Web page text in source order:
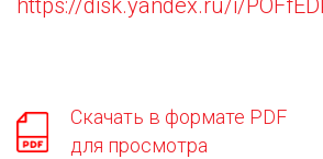
https://disk.yandex.ru/i/
Скачать в формате PDF
для просмотра